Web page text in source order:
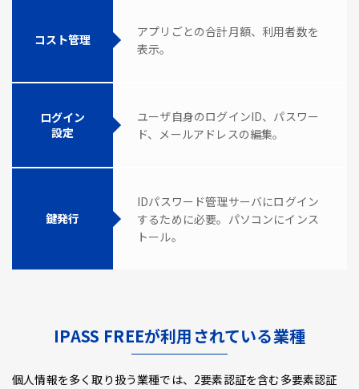
コスト管理
アプリごとの合計月額、利用者数を
表示。
ログイン
設定
ユーザ自身のログインID、パスワー
ド、メールアドレスの編集。
鍵発行
IDパスワード管理サーバにログイン
するために必要。パソコンにインス
トール。
IPASS FREEが利用されている業種
個人情報を多く取り扱う業種では、2要素認証を含む多要素認証